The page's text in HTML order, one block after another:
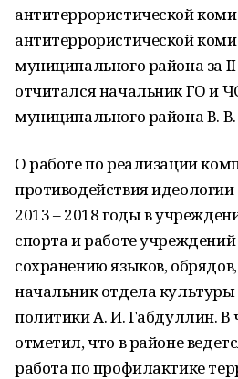
антитеррористической
антитеррористической
муниципального района за
отчитался начальник ГО и
муниципального района В. В.
О работе по реализации
противодействия
2013 – 2018 годы в
спорта и работе
сохранению языков,
начальник отдела
политики А. И. Габдуллин. В
отметил, что в районе
работа по профилактике